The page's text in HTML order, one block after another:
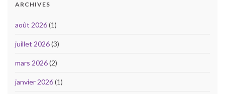
ARCHIVES
août 2026(1)
juillet 2026(3)
mars 2026(2)
janvier 2026(1)